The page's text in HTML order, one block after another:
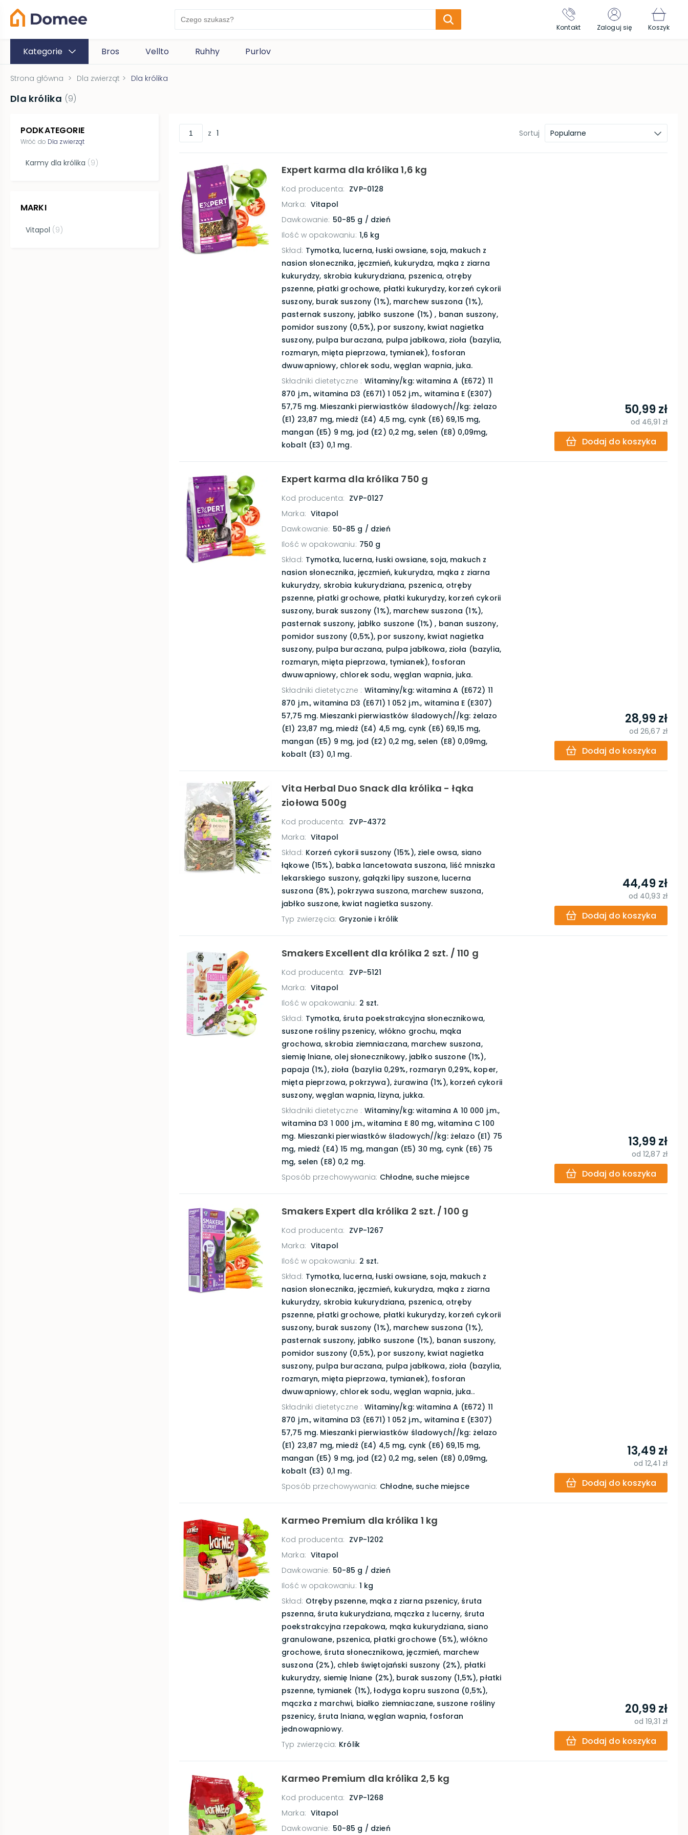
Kontakt Zaloguj się Koszyk
Kategorie Bros Vellto Ruhhy Purlov
Strona główna > Dla zwierząt > Dla królika
Dla królika (9)
PODKATEGORIE
Wróć do Dla zwierząt
Karmy dla królika (9)
MARKI
Vitapol (9)
z 1 Sortuj Popularne
Expert karma dla królika 1,6 kg
Kod producenta: ZVP-0128
Marka: Vitapol
Dawkowanie: 50-85 g / dzień
Ilość w opakowaniu: 1,6 kg
Skład: Tymotka, lucerna, łuski owsiane, soja, makuch z
nasion słonecznika, jęczmień, kukurydza, mąka z ziarna
kukurydzy, skrobia kukurydziana, pszenica, otręby
pszenne, płatki grochowe, płatki kukurydzy, korzeń cykorii
suszony, burak suszony (1%), marchew suszona (1%),
pasternak suszony, jabłko suszone (1%) , banan suszony,
pomidor suszony (0,5%), por suszony, kwiat nagietka
suszony, pulpa buraczana, pulpa jabłkowa, zioła (bazylia,
rozmaryn, mięta pieprzowa, tymianek), fosforan
dwuwapniowy, chlorek sodu, węglan wapnia, juka.
Składniki dietetyczne : Witaminy/kg: witamina A (E672) 11
870 j.m., witamina D3 (E671) 1 052 j.m., witamina E (E307)
57,75 mg. Mieszanki pierwiastków śladowych//kg: żelazo
(E1) 23,87 mg, miedź (E4) 4,5 mg, cynk (E6) 69,15 mg,
mangan (E5) 9 mg, jod (E2) 0,2 mg, selen (E8) 0,09mg,
kobalt (E3) 0,1 mg.
50,99 zł
od 46,91 zł
Dodaj do koszyka
Expert karma dla królika 750 g
Kod producenta: ZVP-0127
Marka: Vitapol
Dawkowanie: 50-85 g / dzień
Ilość w opakowaniu: 750 g
Skład: Tymotka, lucerna, łuski owsiane, soja, makuch z
nasion słonecznika, jęczmień, kukurydza, mąka z ziarna
kukurydzy, skrobia kukurydziana, pszenica, otręby
pszenne, płatki grochowe, płatki kukurydzy, korzeń cykorii
suszony, burak suszony (1%), marchew suszona (1%),
pasternak suszony, jabłko suszone (1%) , banan suszony,
pomidor suszony (0,5%), por suszony, kwiat nagietka
suszony, pulpa buraczana, pulpa jabłkowa, zioła (bazylia,
rozmaryn, mięta pieprzowa, tymianek), fosforan
dwuwapniowy, chlorek sodu, węglan wapnia, juka.
Składniki dietetyczne : Witaminy/kg: witamina A (E672) 11
870 j.m., witamina D3 (E671) 1 052 j.m., witamina E (E307)
57,75 mg. Mieszanki pierwiastków śladowych//kg: żelazo
(E1) 23,87 mg, miedź (E4) 4,5 mg, cynk (E6) 69,15 mg,
mangan (E5) 9 mg, jod (E2) 0,2 mg, selen (E8) 0,09mg,
kobalt (E3) 0,1 mg.
28,99 zł
od26,67 zł
Dodaj do koszyka
Vita Herbal Duo Snack dla królika - łąka
ziołowa 500g
Kod producenta: ZVP-4372
Marka: Vitapol
Skład: Korzeń cykorii suszony (15%), ziele owsa, siano
łąkowe (15%), babka lancetowata suszona, liść mniszka
lekarskiego suszony, gałązki lipy suszone, lucerna
suszona (8%), pokrzywa suszona, marchew suszona,
jabłko suszone, kwiat nagietka suszony.
Typ zwierzęcia: Gryzonie i królik
44,49 zł
od 40,93 zł
Dodaj do koszyka
Smakers Excellent dla królika 2 szt. / 110 g
Kod producenta: ZVP-5121
Marka: Vitapol
Ilość w opakowaniu: 2 szt.
Skład: Tymotka, śruta poekstrakcyjna słonecznikowa,
suszone rośliny pszenicy, włókno grochu, mąka
grochowa, skrobia ziemniaczana, marchew suszona,
siemię lniane, olej słonecznikowy, jabłko suszone (1%),
papaja (1%), zioła (bazylia 0,29%, rozmaryn 0,29%, koper,
mięta pieprzowa, pokrzywa), żurawina (1%), korzeń cykorii
suszony, węglan wapnia, lizyna, jukka.
Składniki dietetyczne : Witaminy/kg: witamina A 10 000 j.m.,
witamina D3 1 000 j.m., witamina E 80 mg, witamina C 100
mg. Mieszanki pierwiastków śladowych//kg: żelazo (E1) 75
mg, miedź (E4) 15 mg, mangan (E5) 30 mg, cynk (E6) 75
mg, selen (E8) 0,2 mg.
Sposób przechowywania: Chłodne, suche miejsce
13,99 zł
od12,87 zł
Dodaj do koszyka
Smakers Expert dla królika 2 szt. / 100 g
Kod producenta: ZVP-1267
Marka: Vitapol
Ilość w opakowaniu: 2 szt.
Skład: Tymotka, lucerna, łuski owsiane, soja, makuch z
nasion słonecznika, jęczmień, kukurydza, mąka z ziarna
kukurydzy, skrobia kukurydziana, pszenica, otręby
pszenne, płatki grochowe, płatki kukurydzy, korzeń cykorii
suszony, burak suszony (1%), marchew suszona (1%),
pasternak suszony, jabłko suszone (1%), banan suszony,
pomidor suszony (0,5%), por suszony, kwiat nagietka
suszony, pulpa buraczana, pulpa jabłkowa, zioła (bazylia,
rozmaryn, mięta pieprzowa, tymianek), fosforan
dwuwapniowy, chlorek sodu, węglan wapnia, juka..
Składniki dietetyczne : Witaminy/kg: witamina A (E672) 11
870 j.m., witamina D3 (E671) 1 052 j.m., witamina E (E307)
57,75 mg. Mieszanki pierwiastków śladowych//kg: żelazo
(E1) 23,87 mg, miedź (E4) 4,5 mg, cynk (E6) 69,15 mg,
mangan (E5) 9 mg, jod (E2) 0,2 mg, selen (E8) 0,09mg,
kobalt (E3) 0,1 mg.
Sposób przechowywania: Chłodne, suche miejsce
13,49 zł
od12,41 zł
Dodaj do koszyka
Karmeo Premium dla królika 1 kg
Kod producenta: ZVP-1202
Marka: Vitapol
Dawkowanie: 50-85 g / dzień
Ilość w opakowaniu: 1 kg
Skład: Otręby pszenne, mąka z ziarna pszenicy, śruta
pszenna, śruta kukurydziana, mączka z lucerny, śruta
poekstrakcyjna rzepakowa, mąka kukurydziana, siano
granulowane, pszenica, płatki grochowe (5%), włókno
grochowe, śruta słonecznikowa, jęczmień, marchew
suszona (2%), chleb świętojański suszony (2%), płatki
kukurydzy, siemię lniane (2%), burak suszony (1,5%), płatki
pszenne, tymianek (1%), łodyga kopru suszona (0,5%),
mączka z marchwi, białko ziemniaczane, suszone rośliny
pszenicy, śruta lniana, węglan wapnia, fosforan
jednowapniowy.
Typ zwierzęcia: Królik
20,99 zł
od19,31 zł
Dodaj do koszyka
Karmeo Premium dla królika 2,5 kg
Kod producenta: ZVP-1268
Marka: Vitapol
Dawkowanie: 50-85 g / dzień